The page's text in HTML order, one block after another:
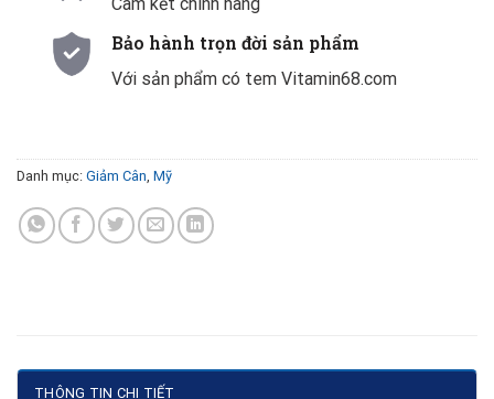
Bảo hành trọn đời sản phẩm
Với sản phẩm có tem Vitamin68.com
Danh mục: Giảm Cân, Mỹ
THÔNG TIN CHI TIẾT